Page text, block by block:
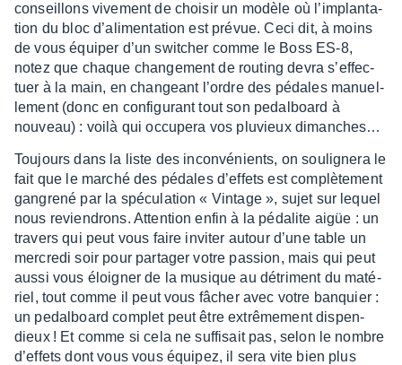
conseillons vive­ment de choi­sir un modèle où l’im­plan­ta­
tion du bloc d’ali­men­ta­tion est prévue. Ceci dit, à moins
de vous équi­per d’un swit­cher comme le Boss ES-8,
notez que chaque chan­ge­ment de routing devra s’ef­fec­
tuer à la main, en chan­geant l’ordre des pédales manuel­
le­ment (donc en confi­gu­rant tout son pedal­board à
nouveau) : voilà qui occu­pera vos pluvieux diman­ches…
Toujours dans la liste des incon­vé­nients, on souli­gnera le
fait que le marché des pédales d’ef­fets est complè­te­ment
gangrené par la spécu­la­tion « Vintage », sujet sur lequel
nous revien­drons. Atten­tion enfin à la péda­lite aigüe : un
travers qui peut vous faire invi­ter autour d’une table un
mercredi soir pour parta­ger votre passion, mais qui peut
aussi vous éloi­gner de la musique au détri­ment du maté­
riel, tout comme il peut vous fâcher avec votre banquier :
un pedal­board complet peut être extrê­me­ment dispen­
dieux ! Et comme si cela ne suffi­sait pas, selon le nombre
d’ef­fets dont vous vous équi­pez, il sera vite bien plus